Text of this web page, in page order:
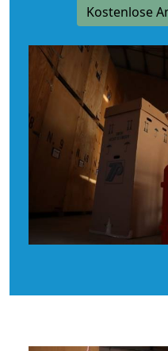
Kostenlose